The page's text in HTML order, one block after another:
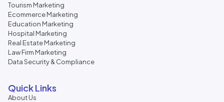
Tourism Marketing
Ecommerce Marketing
Education Marketing
Hospital Marketing
Real Estate Marketing
Law Firm Marketing
Data Security & Compliance
Quick Links
About Us